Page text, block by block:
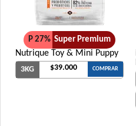
P 27% Super Premium
Nutrique Toy & Mini Puppy
3KG $39.000 COMPRAR